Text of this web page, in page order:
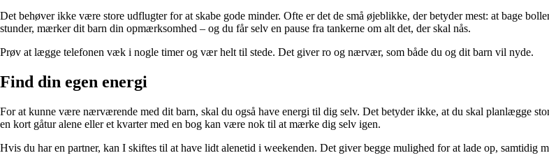
Det behøver ikke være store udflugter for at skabe gode minder. Ofte er det de små øjeblikke, der betyder mest: at bage
stunder, mærker dit barn din opmærksomhed – og du får selv en pause fra tankerne om alt det, der skal nås.
Prøv at lægge telefonen væk i nogle timer og vær helt til stede. Det giver ro og nærvær, som både du og dit barn vil nyde.
Find din egen energi
For at kunne være nærværende med dit barn, skal du også have energi til dig selv. Det betyder ikke, at du skal planlægge
en kort gåtur alene eller et kvarter med en bog kan være nok til at mærke dig selv igen.
Hvis du har en partner, kan I skiftes til at have lidt alenetid i weekenden. Det giver begge mulighed for at lade op, samtidig